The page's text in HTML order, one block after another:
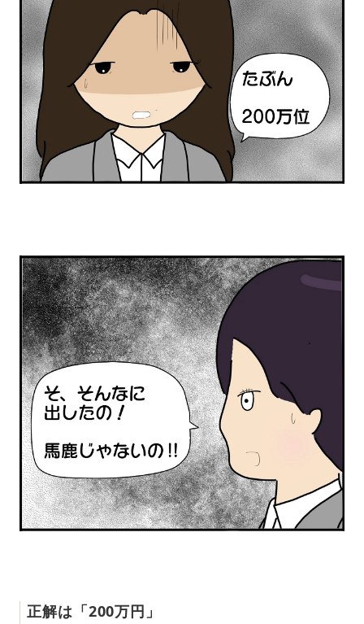
正解は「200万円」